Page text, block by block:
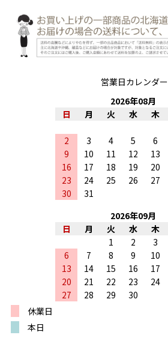
営業日カレンダー
2026年08月
日
月 火 水 木
2
3 4 5 6
9
10 11 12 13
16
17 18 19 20
23
24 25 26 27
30
31
2026年09月
日
月 火 水 木
1
2 3
6
7 8 9 10
13
14 15 16 17
20
21 22 23 24
27
28 29
30
休業日
本日